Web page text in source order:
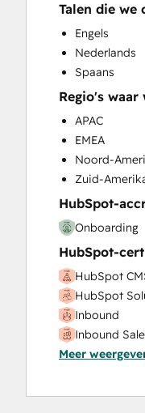
Sales
Sales
Search
Website
Website
Website
Talen die we
Engels
Nederlands
Spaans
Regio's
APAC
EMEA
Noord-
Zuid-
HubSpot-
Onboarding
HubSpot-
HubSpot
HubSpot
Inbound
Inbound
SEO II
Meer